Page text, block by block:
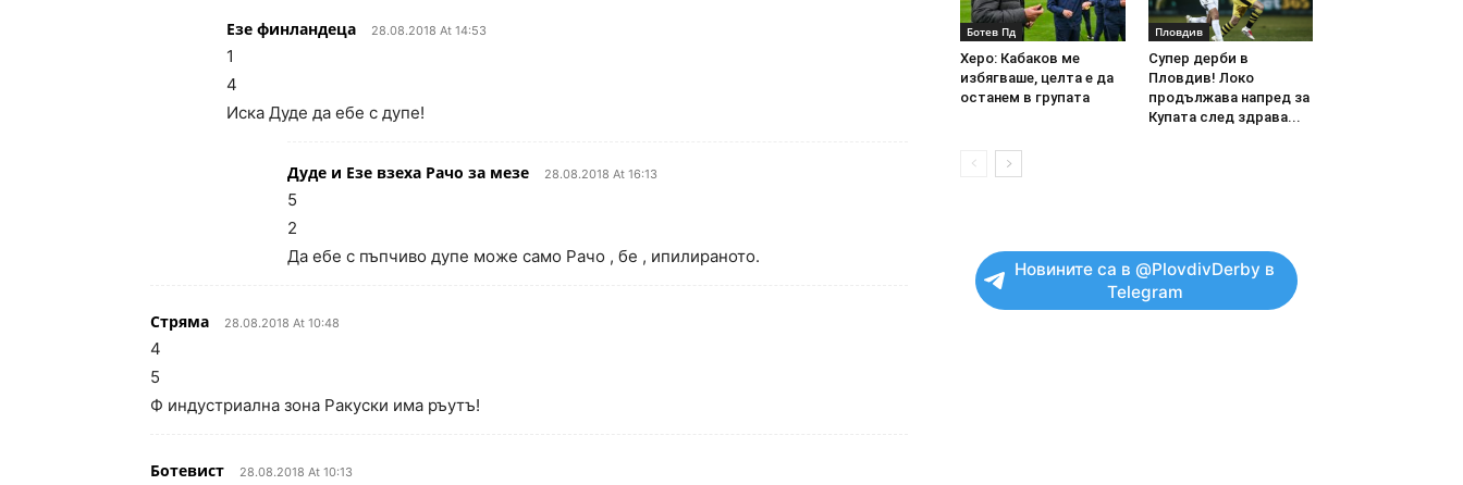
Езе финландеца 28.08.2018 At 14:53
1
4
Иска Дуде да ебе с дупе!
Дуде и Езе взеха Рачо за мезе 28.08.2018 At 16:13
5
2
Да ебе с пъпчиво дупе може само Рачо , бе , ипилираното.
Стряма 28.08.2018 At 10:48
4
5
Ф индустриална зона Ракуски има ръутъ!
Ботевист 28.08.2018 At 10:13
Ботев Пд
Херо: Кабаков ме
избягваше, целта е да
останем в групата
Пловдив
Супер дерби в
Пловдив! Локо
продължава напред за
Купата след здрава...
Новините са в @PlovdivDerby в
Telegram